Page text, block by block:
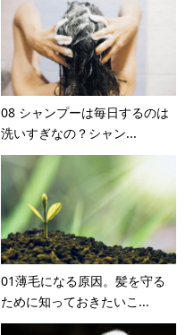
08 シャンプーは毎日するのは
洗いすぎなの？シャン...
01薄毛になる原因。髪を守る
ために知っておきたいこ...